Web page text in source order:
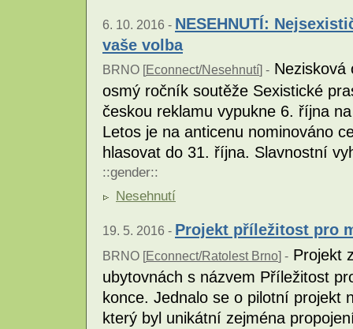
6. 10. 2016 - NESEHNUTÍ:
vaše volba
BRNO [Econnect/Nesehnutí] - Nezisková
osmý ročník soutěže Sexistické
českou reklamu vypukne 6. října
Letos je na anticenu nominováno
hlasovat do 31. října. Slavnostní
::gender::
Nesehnutí
19. 5. 2016 - Projekt příležitost pro
BRNO [ Econnect/Ratolest Brno ] - Projekt
ubytovnách s názvem Příležitost
konce. Jednalo se o pilotní projekt
který byl unikátní zejména